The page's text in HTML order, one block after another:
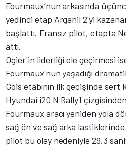
Fourmaux’nun arkasında
yedinci etap Arganil 2'yi
başlattı. Fransız pilot, etapta
attı.
Ogier'in liderliği ele geçirmesi
Fourmaux'nun yaşadığı
Gois etabının ilk geçişinde sert
Hyundai i20 N Rally1 çizgisinden
Fourmaux aracı yeniden yola
sağ ön ve sağ arka lastiklerinde
pilot bu olay nedeniyle 29.3